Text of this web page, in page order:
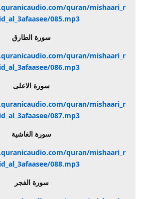
quran/mishaari_r
085.mp3
سورة الطارق
quran/mishaari_r
086.mp3
سورة الاعلى
quran/mishaari_r
087.mp3
سورة الغاشية
quran/mishaari_r
088.mp3
سورة الفجر